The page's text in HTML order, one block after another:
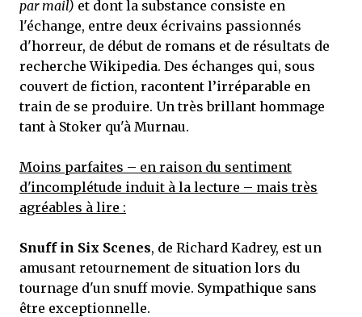
par mail) et dont la substance consiste en
l'échange, entre deux écrivains passionnés
d'horreur, de début de romans et de résultats de
recherche Wikipedia. Des échanges qui, sous
couvert de fiction, racontent l’irréparable en
train de se produire. Un très brillant hommage
tant à Stoker qu'à Murnau.
Moins parfaites – en raison du sentiment
d'incomplétude induit à la lecture – mais très
agréables à lire :
Snuff in Six Scenes, de Richard Kadrey, est un
amusant retournement de situation lors du
tournage d'un snuff movie. Sympathique sans
être exceptionnelle.